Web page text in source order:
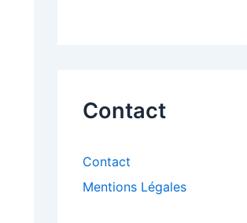
Contact
Contact
Mentions Légales